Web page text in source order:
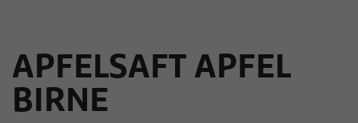
APFELSAFT APFEL
BIRNE
Anfang
der
Bildergalerie
springen